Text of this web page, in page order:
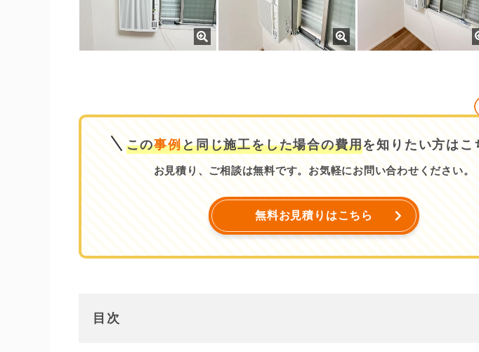
この事例と同じ施工をした場合の費用を知りたい方はこ
お見積り、ご相談は無料です。お気軽にお問い合わせください。
無料お見積りはこちら
目次